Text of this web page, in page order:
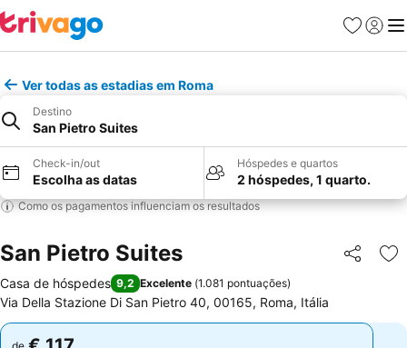
Favoritos
Iniciar
Ver todas as estadias em Roma
Destino
San Pietro Suites
Check-in/out
Escolha as datas
Hóspedes e quartos
2 hóspedes, 1 quarto.
Como os pagamentos influenciam os resultados
San Pietro Suites Partilhar
Casa de hóspedes 9,2 Excelente (1.081 pontuações)
Via Della Stazione Di San Pietro 40, 00165, Roma, Itália
de